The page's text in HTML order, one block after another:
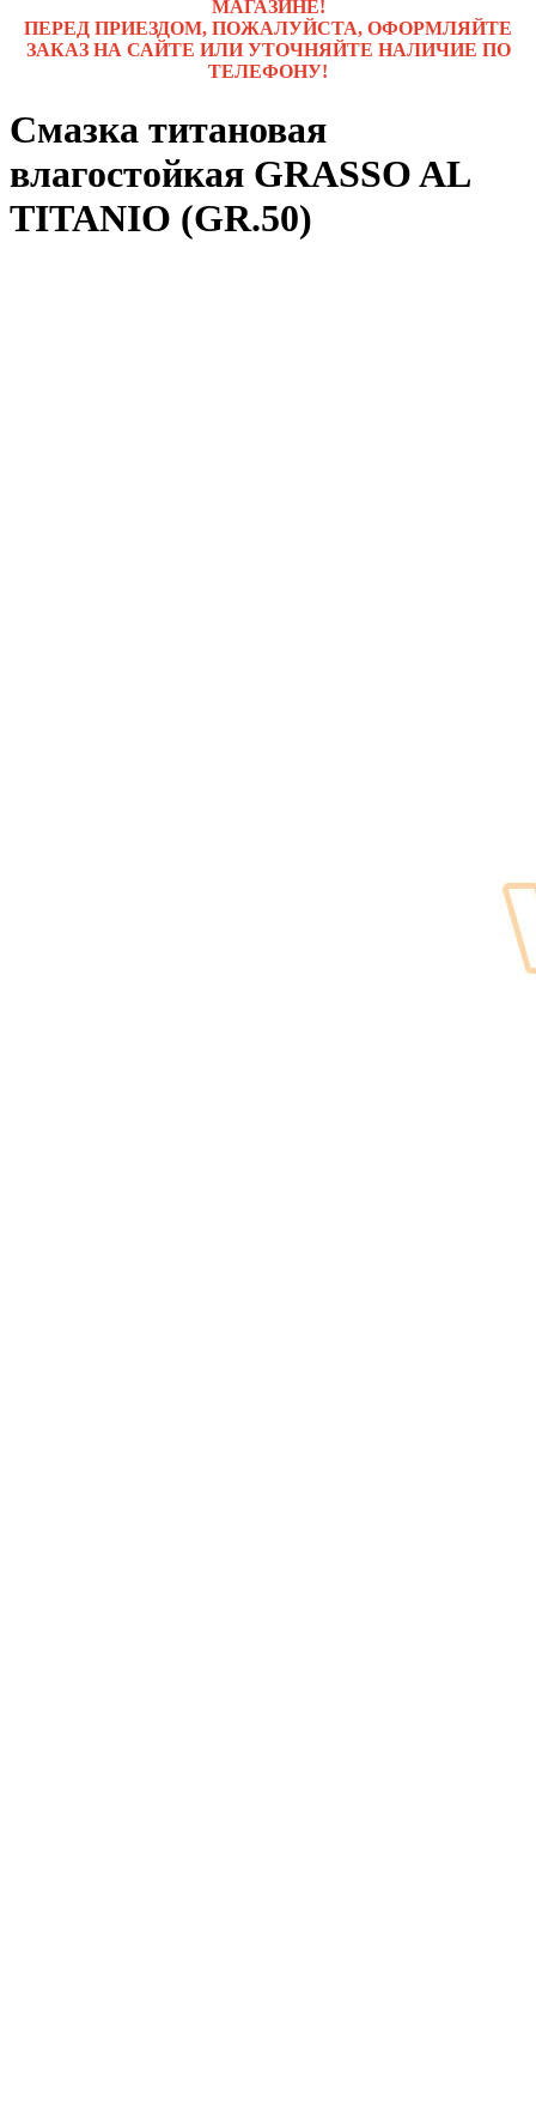
МАГАЗИНЕ!
ПЕРЕД ПРИЕЗДОМ, ПОЖАЛУЙСТА, ОФОРМЛЯЙТЕ
ЗАКАЗ НА САЙТЕ ИЛИ УТОЧНЯЙТЕ НАЛИЧИЕ ПО
ТЕЛЕФОНУ!
Смазка титановая
влагостойкая GRASSO AL
TITANIO (GR.50)